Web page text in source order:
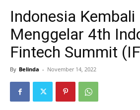
Indonesia Kembali
Menggelar 4th
Fintech Summit
By Belinda - November 14, 2022